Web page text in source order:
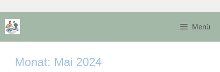
springen
Menü
Monat: Mai 2024